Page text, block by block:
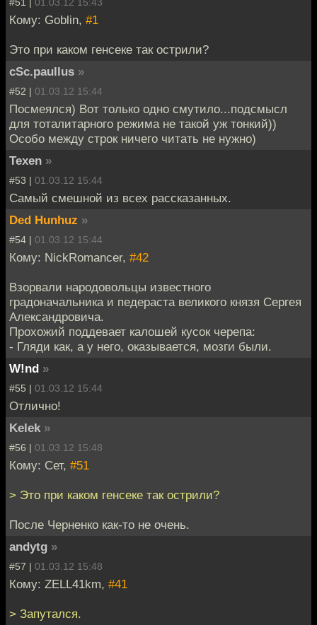
Кому: Goblin, #1
Это при каком генсеке так острили?
cSc.paullus »
#52 | 01.03.12 15:44
Посмеялся) Вот только одно смутило...подсмысл
для тоталитарного режима не такой уж тонкий))
Особо между строк ничего читать не нужно)
Texen »
#53 | 01.03.12 15:44
Самый смешной из всех рассказанных.
Ded Hunhuz »
#54 | 01.03.12 15:44
Кому: NickRomancer, #42
Взорвали народовольцы известного
градоначальника и педераста великого князя Сергея
Александровича.
Прохожий поддевает калошей кусок черепа:
- Гляди как, а у него, оказывается, мозги были.
W!nd »
#55 | 01.03.12 15:44
Отлично!
Kelek »
#56 | 01.03.12 15:48
Кому: Сет, #51
> Это при каком генсеке так острили?
После Черненко как-то не очень.
andytg »
#57 | 01.03.12 15:48
Кому: ZELL41km, #41
> Запутался.